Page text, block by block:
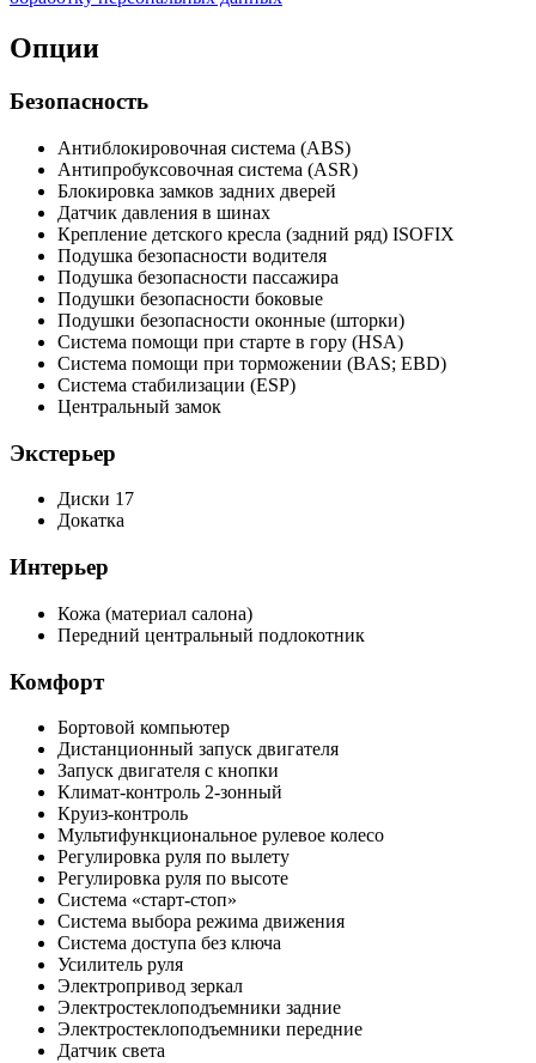
Опции
Безопасность
Антиблокировочная система (ABS)
Антипробуксовочная система (ASR)
Блокировка замков задних дверей
Датчик давления в шинах
Крепление детского кресла (задний ряд) ISOFIX
Подушка безопасности водителя
Подушка безопасности пассажира
Подушки безопасности боковые
Подушки безопасности оконные (шторки)
Система помощи при старте в гору (HSA)
Система помощи при торможении (BAS; EBD)
Система стабилизации (ESP)
Центральный замок
Экстерьер
Диски 17
Докатка
Интерьер
Кожа (материал салона)
Передний центральный подлокотник
Комфорт
Бортовой компьютер
Дистанционный запуск двигателя
Запуск двигателя с кнопки
Климат-контроль 2-зонный
Круиз-контроль
Мультифункциональное рулевое колесо
Регулировка руля по вылету
Регулировка руля по высоте
Система «старт-стоп»
Система выбора режима движения
Система доступа без ключа
Усилитель руля
Электропривод зеркал
Электростеклоподъемники задние
Электростеклоподъемники передние
Датчик света